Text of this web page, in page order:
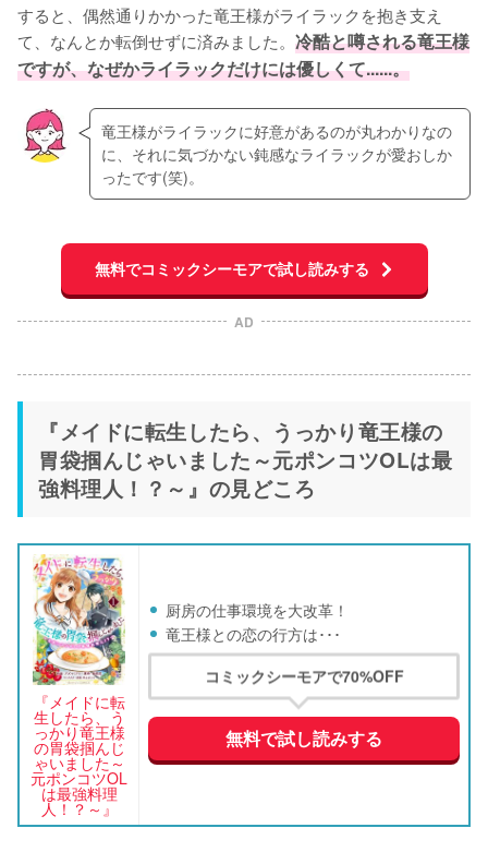
すると、偶然通りかかった竜王様がライラックを抱き支え
て、なんとか転倒せずに済みました。 冷酷と噂される竜王様
ですが、なぜかライラックだけには優しくて......。
竜王様がライラックに好意があるのが丸わかりなの
に、それに気づかない鈍感なライラックが愛おしか
ったです(笑)。
無料でコミックシーモアで試し読みする
AD
『メイドに転生したら、うっかり竜王様の
胃袋掴んじゃいました～元ポンコツOLは最
強料理人！？～』の見どころ
『メイドに転
生したら、う
っかり竜王様
の胃袋掴んじ
ゃいました～
元ポンコツOL
は最強料理
人！？～』
厨房の仕事環境を大改革！
竜王様との恋の行方は･･･
コミックシーモアで70%OFF
無料で試し読みする